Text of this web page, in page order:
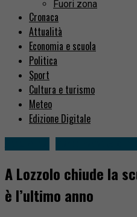
Fuori zona
Cronaca
Attualità
Economia e scuola
Politica
Sport
Cultura e turismo
Meteo
Edizione Digitale
A Lozzolo chiude la
è l’ultimo anno